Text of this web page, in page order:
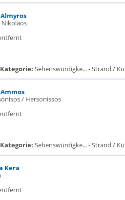
Nikolaos
Kategorie: Sehenswürdigke... - Strand /
/ Hersonissos
Kategorie: Sehenswürdigke... - Strand /
Kera